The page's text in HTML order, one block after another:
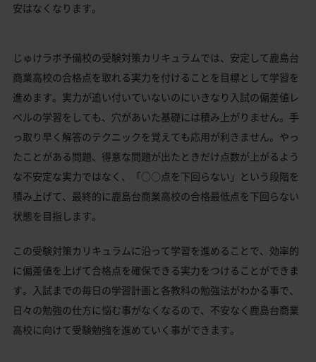
安はなくなります。
じゅけラボ予備校の受験対策カリキュラムでは、安定して鹿島台
商業高校の合格点を取れる実力を付けることを目標として学習を
進めます。実力が追い付いていないのにいきなり入試の偏差値レ
ベルの学習をしても、穴があいた基礎には積み上がりません。手
っ取り早く解答のテクニックを覚えても応用が利きません。やっ
たことがある問題、得意な問題が出たときだけ点数が上がるよう
な不安定な実力ではなく、「○○点を下回らない」という段階を
積み上げて、最終的に鹿島台商業高校の合格最低点を下回らない
状態を目指します。
この受験対策カリキュラムに沿って学習を進めることで、効率的
に偏差値を上げて合格点を確保できる実力をつけることができま
す。入試までの毎日の学習計画と各教科の勉強法がわかる事で、
日々の勉強の仕方に悩む事がなくなるので、不安なく鹿島台商業
高校に向けて受験勉強を進めていく事ができます。